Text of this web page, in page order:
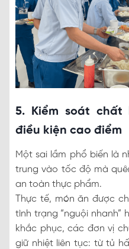
5. Kiểm soát chất
điều kiện cao điểm
Một sai lầm phổ biến là
trung vào tốc độ mà
an toàn thực phẩm.
Thực tế, món ăn được
tình trạng “nguội nhanh”
khắc phục, các đơn vị
giữ nhiệt liên tục: từ tủ